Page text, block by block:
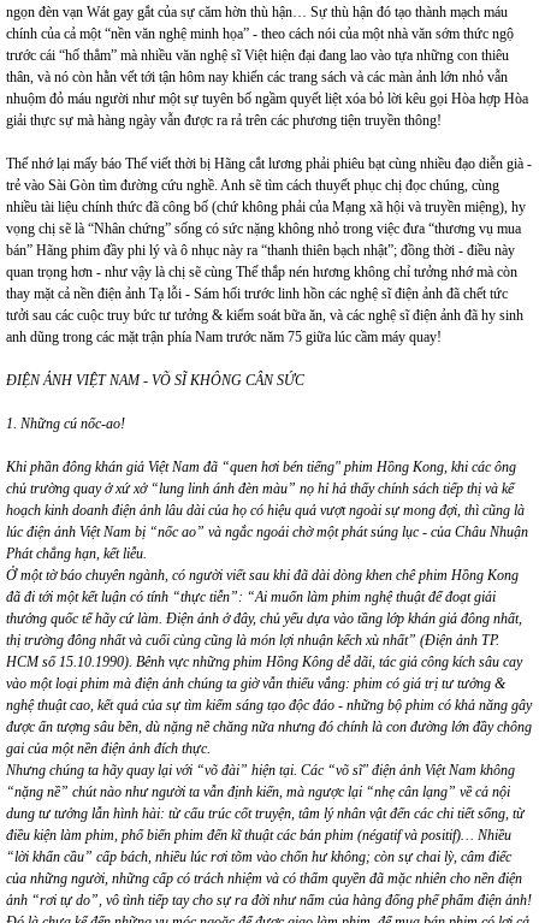
ngọn đèn vạn Wát gay gắt của sự căm hờn thù hận… Sự thù hận đó tạo thành mạch máu
chính của cả một “nền văn nghệ minh họa” - theo cách nói của một nhà văn sớm thức ngộ
trước cái “hố thẳm” mà nhiều văn nghệ sĩ Việt hiện đại đang lao vào tựa những con thiêu
thân, và nó còn hằn vết tới tận hôm nay khiến các trang sách và các màn ảnh lớn nhỏ vẫn
nhuộm đỏ máu người như một sự tuyên bố ngầm quyết liệt xóa bỏ lời kêu gọi Hòa hợp Hòa
giải thực sự mà hàng ngày vẫn được ra rả trên các phương tiện truyền thông!
Thế nhớ lại mấy báo Thế viết thời bị Hãng cắt lương phải phiêu bạt cùng nhiều đạo diễn già -
trẻ vào Sài Gòn tìm đường cứu nghề. Anh sẽ tìm cách thuyết phục chị đọc chúng, cùng
nhiều tài liệu chính thức đã công bố (chứ không phải của Mạng xã hội và truyền miệng), hy
vọng chị sẽ là “Nhân chứng” sống có sức nặng không nhỏ trong việc đưa “thương vụ mua
bán” Hãng phim đầy phi lý và ô nhục này ra “thanh thiên bạch nhật”; đồng thời - điều này
quan trọng hơn - như vậy là chị sẽ cùng Thế thắp nén hương không chỉ tưởng nhớ mà còn
thay mặt cả nền điện ảnh Tạ lỗi - Sám hối trước linh hồn các nghệ sĩ điện ảnh đã chết tức
tưởi sau các cuộc truy bức tư tưởng & kiểm soát bữa ăn, và các nghệ sĩ điện ảnh đã hy sinh
anh dũng trong các mặt trận phía Nam trước năm 75 giữa lúc cầm máy quay!
ĐIỆN ẢNH VIỆT NAM - VÕ SĨ KHÔNG CÂN SỨC
1. Những cú nốc-ao!
Khi phần đông khán giả Việt Nam đã “quen hơi bén tiếng" phim Hồng Kong, khi các ông
chủ trường quay ở xứ xở “lung linh ánh đèn màu” nọ hỉ hả thấy chính sách tiếp thị và kế
hoạch kinh doanh điện ảnh lâu dài của họ có hiệu quả vượt ngoài sự mong đợi, thì cũng là
lúc điện ảnh Việt Nam bị “nốc ao” và ngắc ngoải chờ một phát súng lục - của Châu Nhuận
Phát chẳng hạn, kết liễu.
Ở một tờ báo chuyên ngành, có người viết sau khi đã dài dòng khen chê phim Hồng Kong
đã đi tới một kết luận có tính “thực tiễn”: “Ai muốn làm phim nghệ thuật để đoạt giải
thưởng quốc tế hãy cứ làm. Điện ảnh ở đây, chủ yếu dựa vào tầng lớp khán giả đông nhất,
thị trường đông nhất và cuối cùng cũng là món lợi nhuận kếch xù nhất” (Điện ảnh TP.
HCM số 15.10.1990). Bênh vực những phim Hồng Kông dễ dãi, tác giả công kích sâu cay
vào một loại phim mà điện ảnh chúng ta giờ vẫn thiếu vắng: phim có giá trị tư tưởng &
nghệ thuật cao, kết quả của sự tìm kiếm sáng tạo độc đáo - những bộ phim có khả năng gây
được ấn tượng sâu bền, dù nặng nề chăng nữa nhưng đó chính là con đường lớn đầy chông
gai của một nền điện ảnh đích thực.
Nhưng chúng ta hãy quay lại với “võ đài” hiện tại. Các “võ sĩ" điện ảnh Việt Nam không
“nặng nề” chút nào như người ta vẫn định kiến, mà ngược lại “nhẹ cân lạng” về cả nội
dung tư tưởng lẫn hình hài: từ cấu trúc cốt truyện, tâm lý nhân vật đến các chi tiết sống, từ
điều kiện làm phim, phổ biến phim đến kĩ thuật các bản phim (négatif và positif)… Nhiều
“lời khẩn cầu” cấp bách, nhiều lúc rơi tõm vào chốn hư không; còn sự chai lỳ, câm điếc
của những người, những cấp có trách nhiệm và có thẩm quyền đã mặc nhiên cho nền điện
ảnh “rơi tự do”, vô tình tiếp tay cho sự ra đời như nấm của hàng đống phế phẩm điện ảnh!